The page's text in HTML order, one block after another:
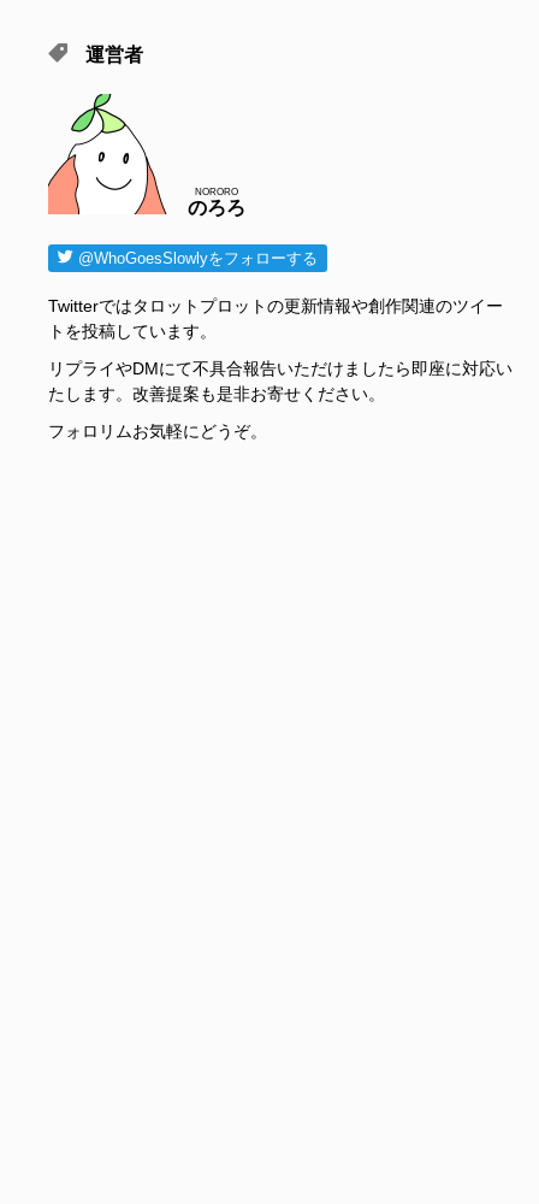
運営者
のろろ
NORORO
@WhoGoesSlowlyをフォローする
Twitterではタロットプロットの更新情報や創作関連のツイー
トを投稿しています。
リプライやDMにて不具合報告いただけましたら即座に対応い
たします。改善提案も是非お寄せください。
フォロリムお気軽にどうぞ。